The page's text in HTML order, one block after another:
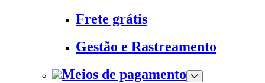
Frete grátis
Gestão e Rastreamento
Meios de pagamento